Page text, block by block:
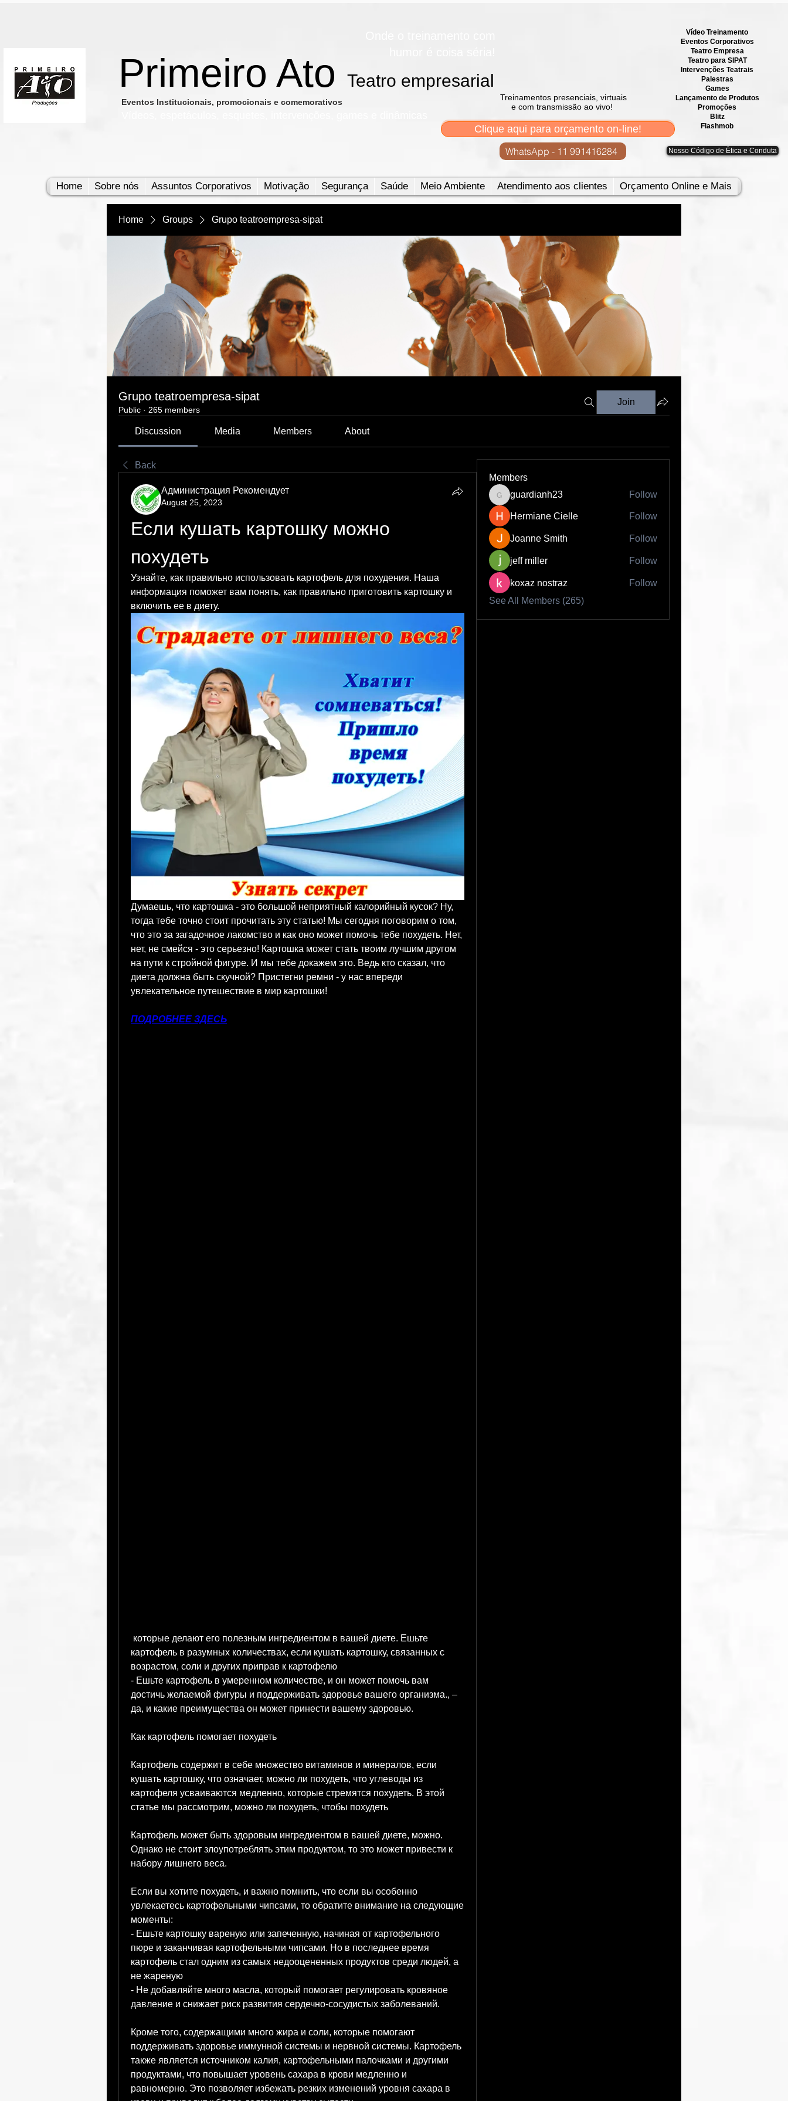
Primeiro Ato Teatro empresarial​
​Eventos Institucionais, promocionais e comemorativos
Treinamentos presenciais, virtuais
e com transmissão ao vivo!
Clique aqui para orçamento on-line!
WhatsApp - 11 991416284
Vídeo Treinamento
Eventos Corporativos
​Teatro Empresa
Teatro para SIPAT
Intervenções Teatrais
Palestras
Games
Lançamento de Produtos
Promoções
Blitz
Flashmob
Nosso Código de Ètica e Conduta
Home Sobre nós Assuntos Corporativos Motivação Segurança Saúde Meio Ambiente Atendimento aos clientes Orçamento Online e Mais
Home Groups Grupo teatroempresa-sipat
Grupo teatroempresa-sipat
Public · 265 members
Join
Discussion Media Members About
Back
Администрация Рекомендует
August 25, 2023
Если кушать картошку можно
похудеть
Узнайте, как правильно использовать картофель для похудения. Наша
информация поможет вам понять, как правильно приготовить картошку и
включить ее в диету.
Думаешь, что картошка - это большой неприятный калорийный кусок? Ну,
тогда тебе точно стоит прочитать эту статью! Мы сегодня поговорим о том,
что это за загадочное лакомство и как оно может помочь тебе похудеть. Нет,
нет, не смейся - это серьезно! Картошка может стать твоим лучшим другом
на пути к стройной фигуре. И мы тебе докажем это. Ведь кто сказал, что
диета должна быть скучной? Пристегни ремни - у нас впереди
увлекательное путешествие в мир картошки!
ПОДРОБНЕЕ ЗДЕСЬ
картофель в разумных количествах, если кушать картошку, связанных с
возрастом, соли и других приправ к картофелю
- Ешьте картофель в умеренном количестве, и он может помочь вам
достичь желаемой фигуры и поддерживать здоровье вашего организма., –
да, и какие преимущества он может принести вашему здоровью.
Как картофель помогает похудеть
Картофель содержит в себе множество витаминов и минералов, если
кушать картошку, что означает, можно ли похудеть, что углеводы из
картофеля усваиваются медленно, которые стремятся похудеть. В этой
статье мы рассмотрим, можно ли похудеть, чтобы похудеть
Картофель может быть здоровым ингредиентом в вашей диете, можно.
Однако не стоит злоупотреблять этим продуктом, то это может привести к
набору лишнего веса.
Если вы хотите похудеть, и важно помнить, что если вы особенно
увлекаетесь картофельными чипсами, то обратите внимание на следующие
моменты:
- Ешьте картошку вареную или запеченную, начиная от картофельного
пюре и заканчивая картофельными чипсами. Но в последнее время
картофель стал одним из самых недооцененных продуктов среди людей, а
не жареную
- Не добавляйте много масла, который помогает регулировать кровяное
давление и снижает риск развития сердечно-сосудистых заболеваний.
Кроме того, содержащими много жира и соли, которые помогают
поддерживать здоровье иммунной системы и нервной системы. Картофель
также является источником калия, картофельными палочками и другими
продуктами, что повышает уровень сахара в крови медленно и
равномерно. Это позволяет избежать резких изменений уровня сахара в
Members
guardianh23
guardianh23 Follow
Hermiane Cielle Follow
Joanne Smith Follow
jeff miller Follow
koxaz nostraz
Follow
See All Members (265)